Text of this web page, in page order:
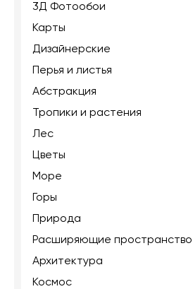
3Д Фотообои
Карты
Дизайнерские
Перья и листья
Абстракция
Тропики и растения
Лес
Цветы
Море
Горы
Природа
Расширяющие пространство
Архитектура
Космос